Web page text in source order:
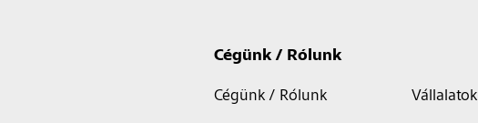
Cégünk / Rólunk
Cégünk / Rólunk Vállalatok